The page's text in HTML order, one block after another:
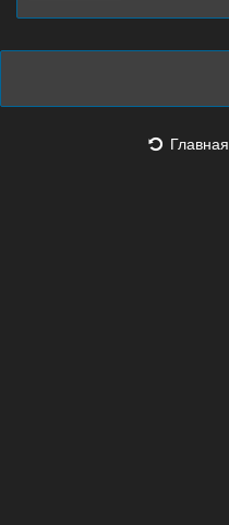
Главная